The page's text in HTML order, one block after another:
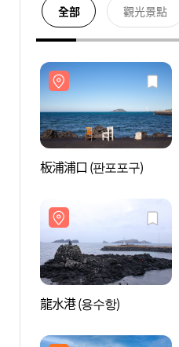
全部 觀光景點
板浦浦口 (판포포구)
龍水港 (용수항)